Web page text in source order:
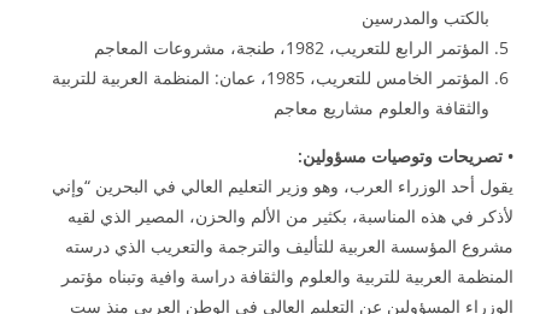
بالكتب والمدرسين
المؤتمر الرابع للتعريب، 1982، طنجة، مشروعات المعاجم
المؤتمر الخامس للتعريب، 1985، عمان: المنظمة العربية للتربية
والثقافة والعلوم مشاريع معاجم
• تصريحات وتوصيات مسؤولين:
يقول أحد الوزراء العرب، وهو وزير التعليم العالي في البحرين “وإني
لأذكر في هذه المناسبة، بكثير من الألم والحزن، المصير الذي لقيه
مشروع المؤسسة العربية للتأليف والترجمة والتعريب الذي درسته
المنظمة العربية للتربية والعلوم والثقافة دراسة وافية وتبناه مؤتمر
الوزراء المسؤولين عن التعليم العالي في الوطن العربي منذ ست